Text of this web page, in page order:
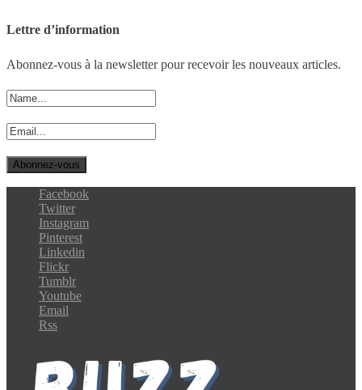
Lettre d’information
Abonnez-vous à la newsletter pour recevoir les nouveaux articles.
Facebook
Twitter
Instagram
Pinterest
Linkedin
Flickr
Tumblr
Youtube
Email
Rss